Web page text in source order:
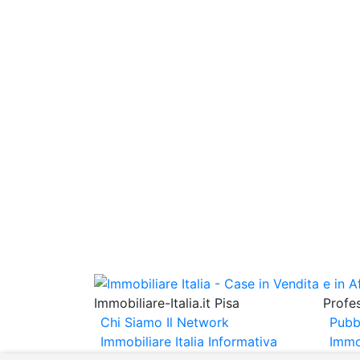
Immobiliare-Italia.it Pisa
Chi Siamo Il Network
Immobiliare Italia Informativa